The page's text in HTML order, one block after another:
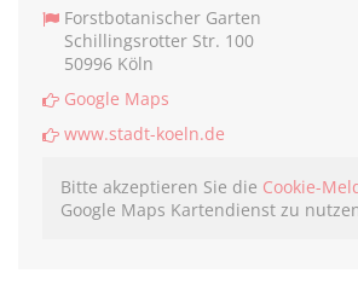
Forstbotanischer Garten
Schillingsrotter Str. 100
50996 Köln
Google Maps
www.stadt-koeln.de
Bitte akzeptieren Sie die Cookie-
Google Maps Kartendienst zu